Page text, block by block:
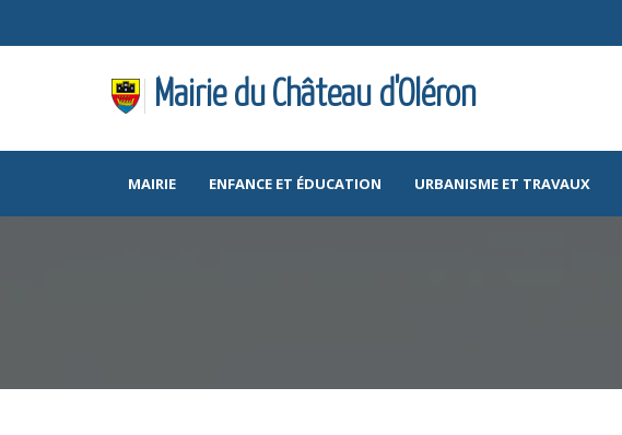
Mairie du Château d'Oléron
MAIRIE ENFANCE ET ÉDUCATION URBANISME ET TRAVAUX